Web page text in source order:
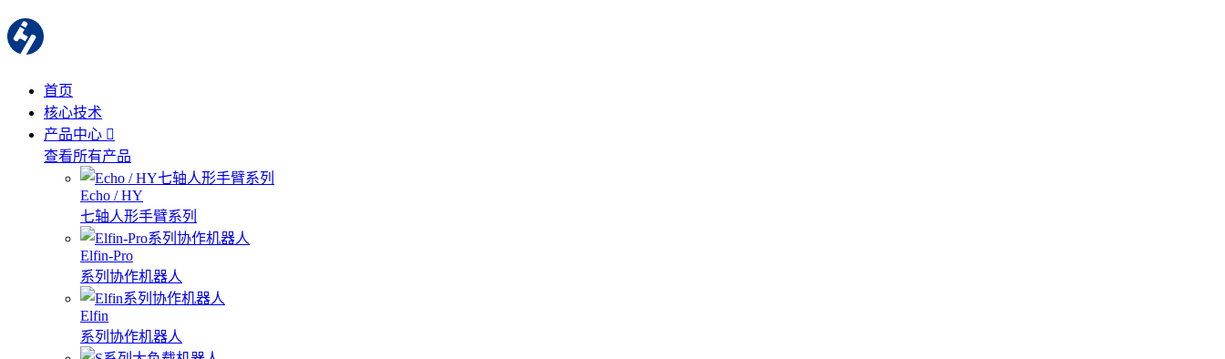
首页
核心技术
产品中心
查看所有产品
Echo / HY
七轴人形手臂系列
Elfin-Pro
系列协作机器人
Elfin
系列协作机器人